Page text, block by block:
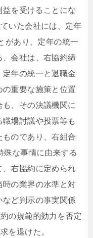
を受けることにな
いた会社には、定年
があり、定年の統一
会社は、右協約締
年の統一と退職金
重要な施策と位置
、その決議機関に
場討議や投票等も
のであり、右組合
殊な事情に由来する
右協約に定められ
の業界の水準と対
など判示の事実関係
の規範的効力を否定
を退けた。